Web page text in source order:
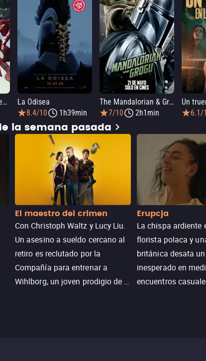
SPIDER-MAN: Un nuevo día
La Odisea
8.4/10
1h39min
The Mandalorian & Grogu
7/10
2h1min
6.1/
la semana pasada
El maestro del crimen
Con Christoph Waltz y Lucy Liu.
Un asesino a sueldo cercano al
retiro es reclutado por la
Compañía para entrenar a
Wihlborg, un joven prodigio de la
Erupcja
La chispa ardiente
florista polaca y
británica desata
inesperado en
encuentros